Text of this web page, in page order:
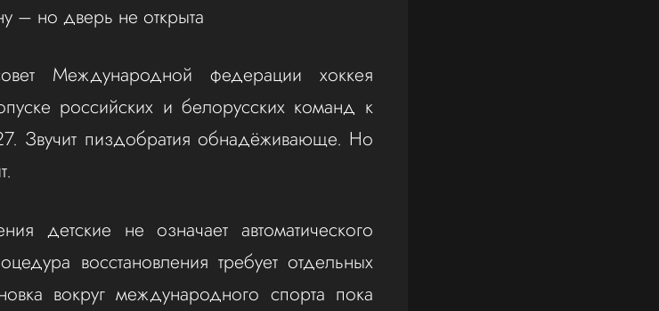
– но дверь не открыта
Международной федерации хоккея
российских и белорусских команд к
Звучит пиздобратия обнадёживающе. Но
детские не означает автоматического
восстановления требует отдельных
вокруг международного спорта пока